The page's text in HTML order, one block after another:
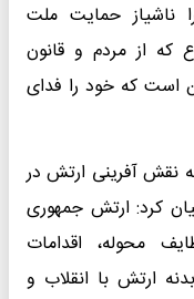
ناشیاز حمایت ملت
که از مردم و قانون
است که خود را فدای
به نقش آفرینی ارتش در
کرد: ارتش جمهوری
محوله، اقدامات
ارتش با انقلاب و